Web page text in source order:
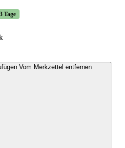
Tage
Vom Merkzettel entfernen